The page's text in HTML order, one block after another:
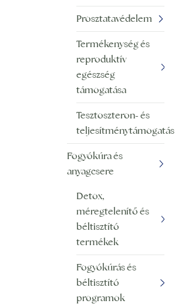
Prosztatavédelem
Termékenység és
reproduktív
egészség
támogatása
Tesztoszteron- és
teljesítménytámogatás
Fogyókúra és
anyagcsere
Detox,
méregtelenítő és
béltisztító
termékek
Fogyókúrás és
béltisztító
programok